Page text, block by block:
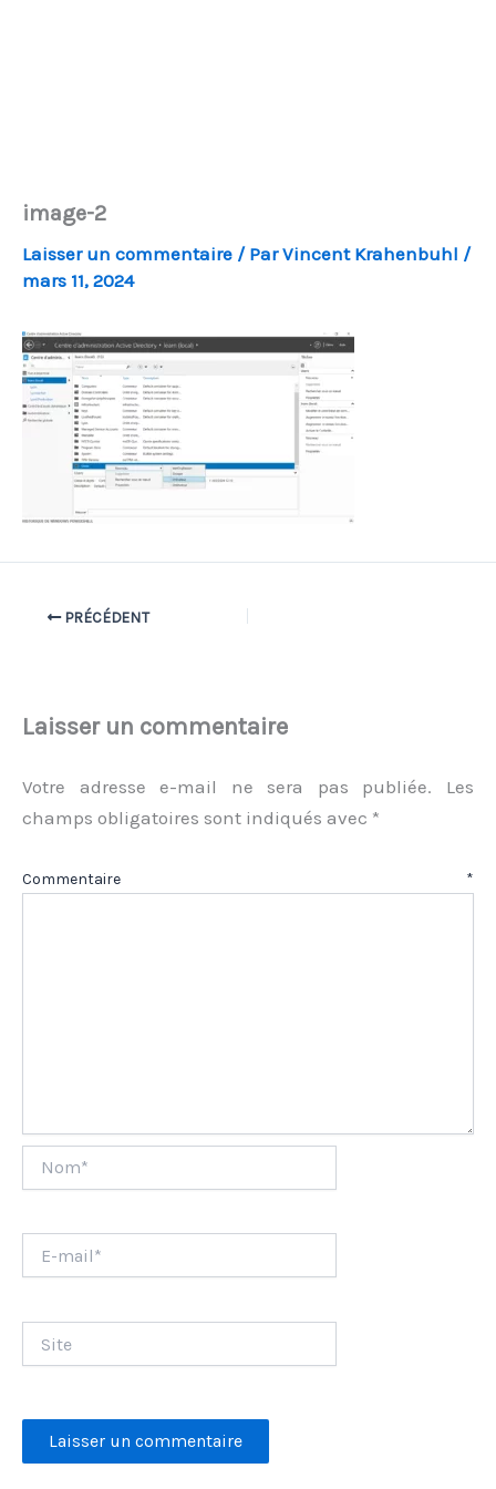
image-2
Laisser un commentaire / ParVincent Krahenbuhl /
mars 11, 2024
PRÉCÉDENT
Laisser un commentaire
Votre adresse e-mail ne sera pas publiée.
Les
champs obligatoires sont indiqués avec *
Commentaire *
mail*